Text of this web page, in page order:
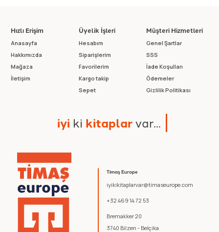
Timaş Europe
iyikikitaplarvar@timaseurope.com
+32 469 14 72 53
Bremakker 20
3740 Bilzen - Belçika
Hızlı Erişim
Anasayfa
Hakkımızda
Mağaza
İletişim
Üyelik İşleri
Hesabım
Siparişlerim
Favorilerim
Kargo takip
Sepet
Müşteri Hizmetleri
Genel Şartlar
SSS
İade Koşulları
Ödemeler
Gizlilik Politikası
iyi ki kitaplarvar...